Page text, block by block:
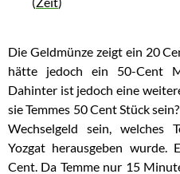
Die Geldmünze zeigt ein 20
hätte jedoch ein 50-Cent
Dahinter ist jedoch eine
sie Temmes 50 Cent Stück
Wechselgeld sein, welches
Yozgat herausgeben wurde.
Cent. Da Temme nur 15